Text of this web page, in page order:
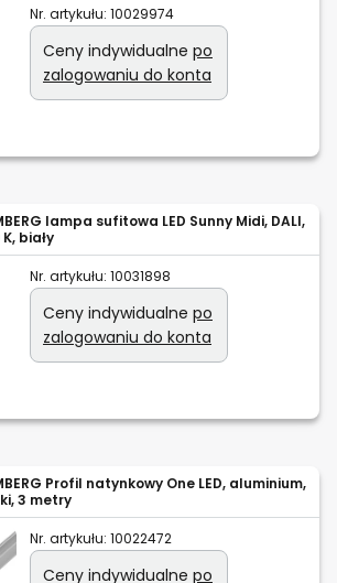
Nr. artykułu: 10029974
Ceny indywidualne po
zalogowaniu do konta
lampa sufitowa LED Sunny Midi, DALI,
biały
Nr. artykułu: 10031898
Ceny indywidualne po
zalogowaniu do konta
Profil natynkowy One LED, aluminium,
3 metry
Nr. artykułu: 10022472
Ceny indywidualne po